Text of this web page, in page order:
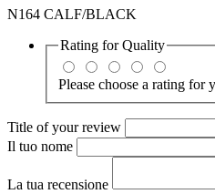
N164 CALF/BLACK
Rating forQuality
Please choose a rating for
Title of your review
Il tuo nome
La tua recensione